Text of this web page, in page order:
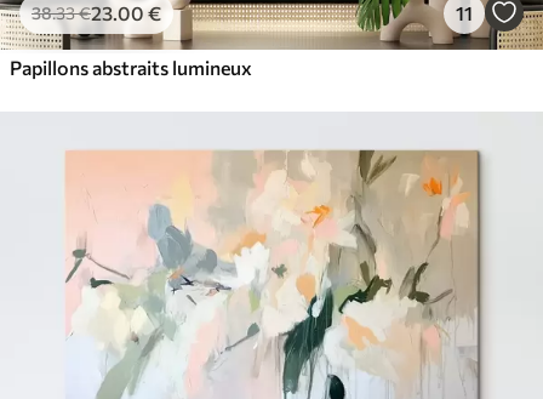
38.33€23.00 € 11
Papillons abstraits lumineux